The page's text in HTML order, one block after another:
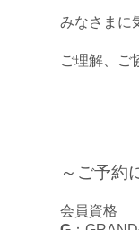
みなさまに
ご理解、ご
～ご予約
会員資格